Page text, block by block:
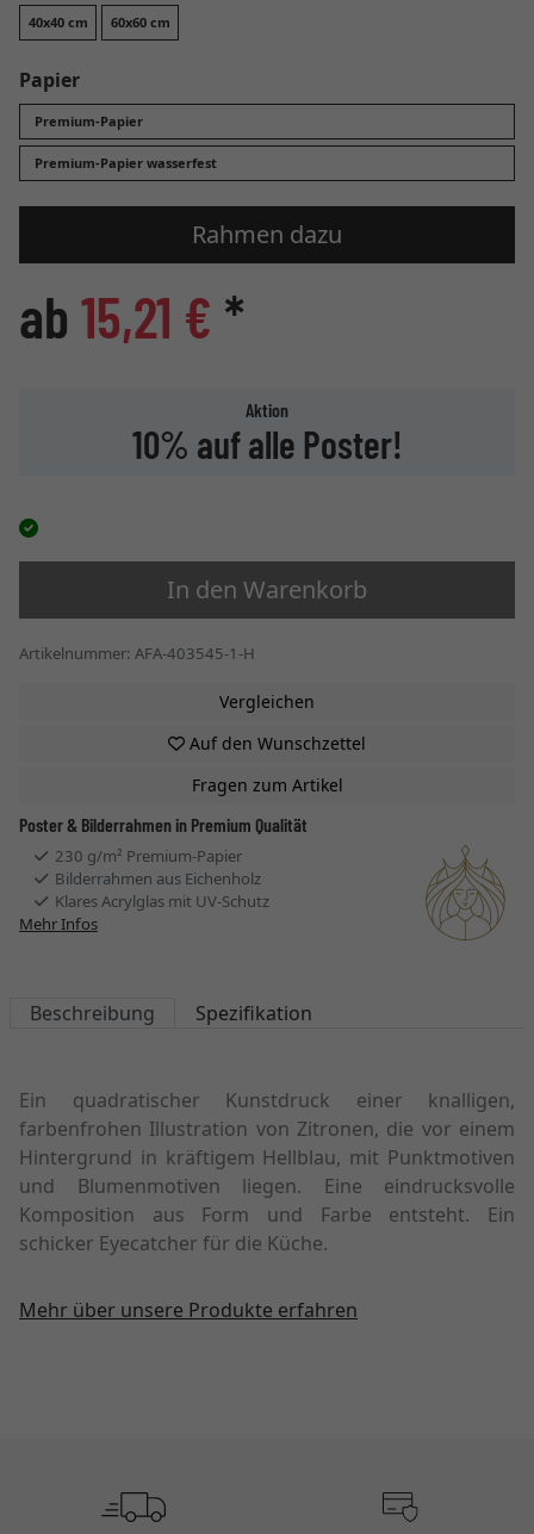
40x40 cm 60x60 cm
Papier
Premium-Papier
Premium-Papier wasserfest
Rahmen dazu
ab 15,21 € *
Aktion
10% auf alle Poster!
In den Warenkorb
Artikelnummer: AFA-403545-1-H
Vergleichen
Auf den Wunschzettel
Fragen zum Artikel
Poster & Bilderrahmen in Premium Qualität
230 g/m² Premium-Papier
Bilderrahmen aus Eichenholz
Klares Acrylglas mit UV-Schutz
Mehr Infos
Beschreibung Spezifikation
Ein quadratischer Kunstdruck einer knalligen,
farbenfrohen Illustration von Zitronen, die vor einem
Hintergrund in kräftigem Hellblau, mit Punktmotiven
und Blumenmotiven liegen. Eine eindrucksvolle
Komposition aus Form und Farbe entsteht. Ein
schicker Eyecatcher für die Küche.
Mehr über unsere Produkte erfahren